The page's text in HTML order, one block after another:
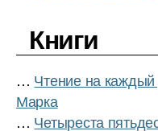
Книги
… Чтение на
Марка
… Четыреста